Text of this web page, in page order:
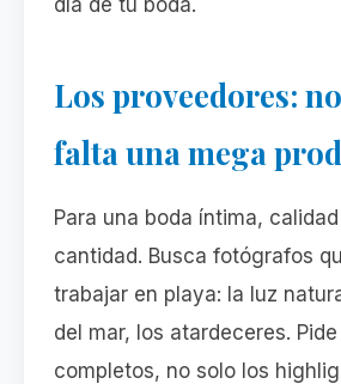
día de tu boda.
Los proveedores:
falta una mega
Para una boda íntima,
cantidad. Busca fotógrafos
trabajar en playa: la luz
del mar, los atardeceres.
completos, no solo los